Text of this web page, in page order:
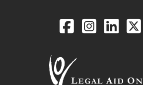
FacebookInstagram X